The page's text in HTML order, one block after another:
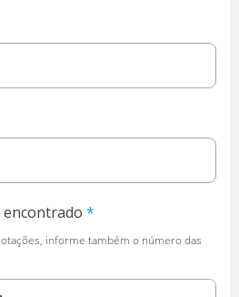
encontrado
informe também o número das